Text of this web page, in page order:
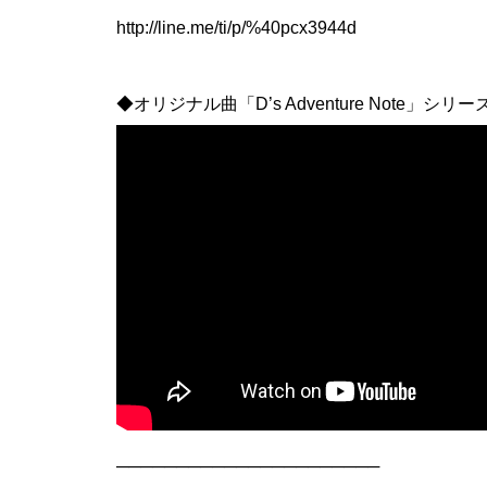
http://line.me/ti/p/%40pcx3944d
◆オリジナル曲「D’s Adventure Note」シリー
──────────────────────